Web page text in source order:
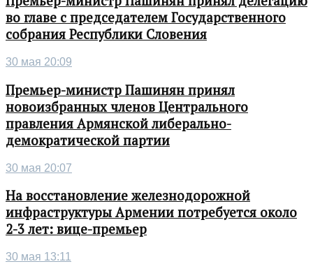
во главе с председателем Государственного
собрания Республики Словения
30 мая 20:09
Премьер-министр Пашинян принял
новоизбранных членов Центрального
правления Армянской либерально-
демократической партии
30 мая 20:07
На восстановление железнодорожной
инфраструктуры Армении потребуется около
2-3 лет: вице-премьер
30 мая 13:11